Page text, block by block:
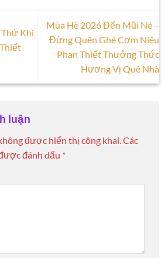
Thử Khi
Mùa Hè 2026 Đến Mũi Né –
Đừng Quên Ghé Cơm Niêu
Phan Thiết Thưởng Thức
Hương Vị Quê Nhà
luận
được hiển thị công khai.Các
đánh dấu *